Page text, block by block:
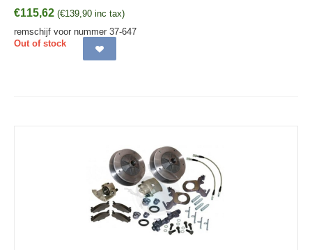
€115,62 (€139,90 inc tax)
remschijf voor nummer 37-647
Out of stock